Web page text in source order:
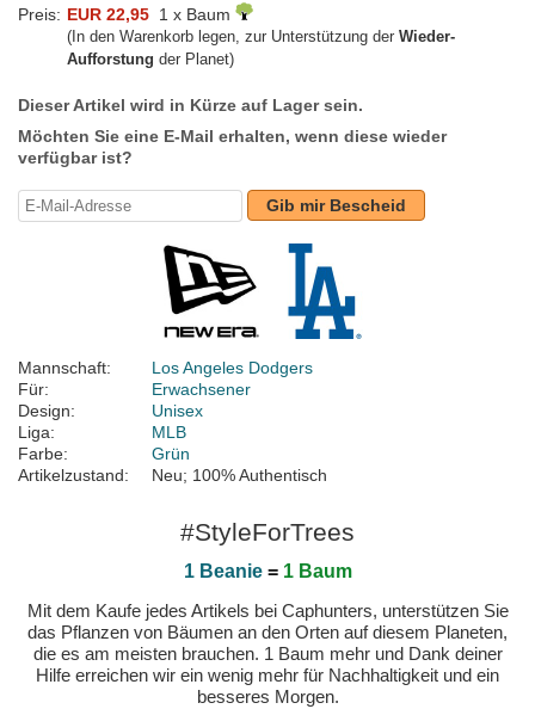
Preis: EUR 22,95 1 x Baum
(In den Warenkorb legen, zur Unterstützung der Wieder-
Aufforstung der Planet)
Dieser Artikel wird in Kürze auf Lager sein.
Möchten Sie eine E-Mail erhalten, wenn diese wieder
verfügbar ist?
Gib mir Bescheid
Mannschaft:
Los Angeles Dodgers
Für:
Erwachsener
Design:
Unisex
Liga:
MLB
Farbe:
Grün
Artikelzustand:
Neu; 100% Authentisch
#StyleForTrees
1 Beanie= 1 Baum
Mit dem Kaufe jedes Artikels bei Caphunters, unterstützen Sie
das Pflanzen von Bäumen an den Orten auf diesem Planeten,
die es am meisten brauchen. 1 Baum mehr und Dank deiner
Hilfe erreichen wir ein wenig mehr für Nachhaltigkeit und ein
besseres Morgen.